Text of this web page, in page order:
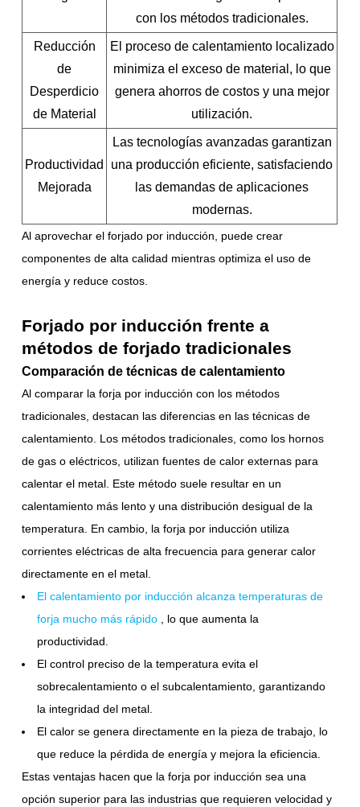
con los métodos tradicionales.
Reducción
de
Desperdicio
de Material
El proceso de calentamiento localizado
minimiza el exceso de material, lo que
genera ahorros de costos y una mejor
utilización.
Productividad
Mejorada
Las tecnologías avanzadas garantizan
una producción eficiente, satisfaciendo
las demandas de aplicaciones
modernas.
Al aprovechar el forjado por inducción, puede crear
componentes de alta calidad mientras optimiza el uso de
energía y reduce costos.
Forjado por inducción frente a
métodos de forjado tradicionales
Comparación de técnicas de calentamiento
Al comparar la forja por inducción con los métodos
tradicionales, destacan las diferencias en las técnicas de
calentamiento. Los métodos tradicionales, como los hornos
de gas o eléctricos, utilizan fuentes de calor externas para
calentar el metal. Este método suele resultar en un
calentamiento más lento y una distribución desigual de la
temperatura. En cambio, la forja por inducción utiliza
corrientes eléctricas de alta frecuencia para generar calor
directamente en el metal.
El calentamiento por inducción alcanza temperaturas de
forja mucho más rápido
, lo que aumenta la
productividad.
El control preciso de la temperatura evita el
sobrecalentamiento o el subcalentamiento, garantizando
la integridad del metal.
El calor se genera directamente en la pieza de trabajo, lo
que reduce la pérdida de energía y mejora la eficiencia.
Estas ventajas hacen que la forja por inducción sea una
opción superior para las industrias que requieren velocidad y